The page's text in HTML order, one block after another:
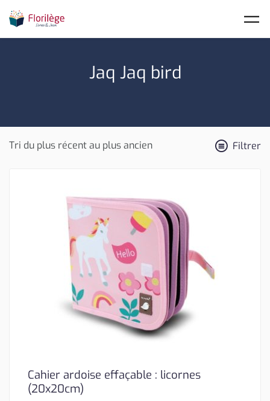
Jaq Jaq bird
Filtrer
Cahier ardoise effaçable : licornes
(20x20cm)